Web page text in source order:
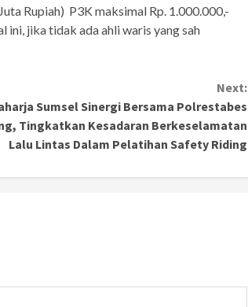
Rupiah) P3K maksimal Rp. 1.000.000,-
ini, jika tidak ada ahli waris yang sah
Next:
Sumsel Sinergi Bersama Polrestabes
Tingkatkan Kesadaran Berkeselamatan
Lalu Lintas Dalam Pelatihan Safety Riding